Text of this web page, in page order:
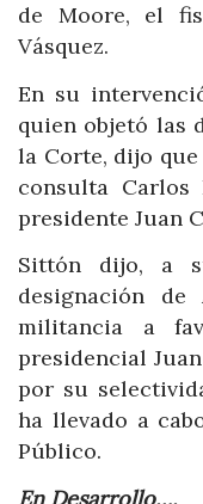
de Moore, el
Vásquez.
En su
quien objetó las
la Corte, dijo
consulta
presidente Juan
Sittón dijo, a
designación
militancia a
presidencial
por su
ha llevado a
Público.
En Desarrollo….